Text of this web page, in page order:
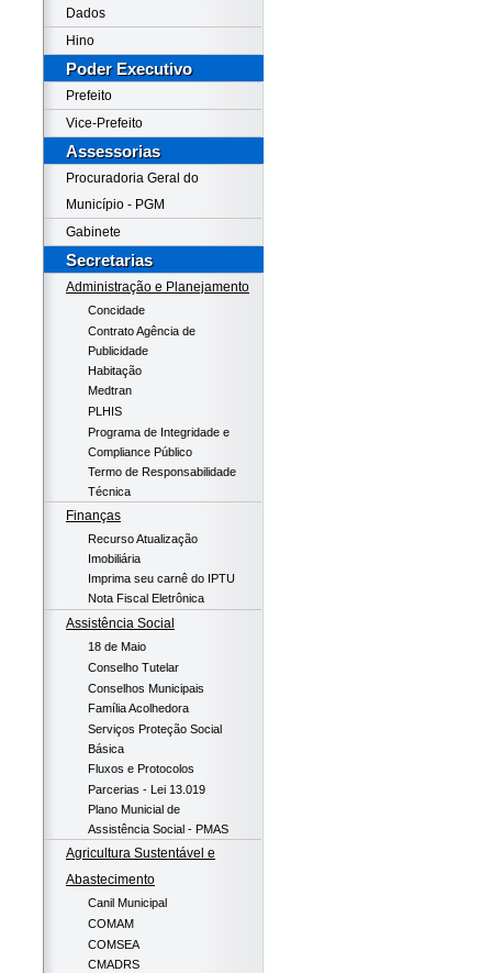
Dados
Hino
Poder Executivo
Prefeito
Vice-Prefeito
Assessorias
Procuradoria Geral do
Município - PGM
Gabinete
Secretarias
Administração e Planejamento
Concidade
Contrato Agência de
Publicidade
Habitação
Medtran
PLHIS
Programa de Integridade e
Compliance Público
Termo de Responsabilidade
Técnica
Finanças
Recurso Atualização
Imobiliária
Imprima seu carnê do IPTU
Nota Fiscal Eletrônica
Assistência Social
18 de Maio
Conselho Tutelar
Conselhos Municipais
Família Acolhedora
Serviços Proteção Social
Básica
Fluxos e Protocolos
Parcerias - Lei 13.019
Plano Municial de
Assistência Social - PMAS
Agricultura Sustentável e
Abastecimento
Canil Municipal
COMAM
COMSEA
CMADRS